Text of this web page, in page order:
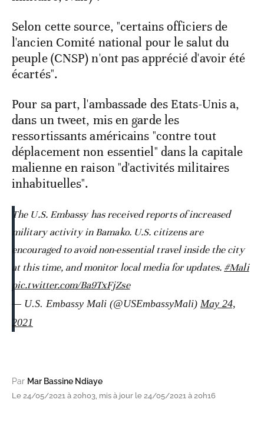
Selon cette source, "certains officiers de
l'ancien Comité national pour le salut du
peuple (CNSP) n'ont pas apprécié d'avoir été
écartés".
Pour sa part, l'ambassade des Etats-Unis a,
dans un tweet, mis en garde les
ressortissants américains "contre tout
déplacement non essentiel" dans la capitale
malienne en raison "d'activités militaires
inhabituelles".
The U.S. Embassy has received reports of increased
military activity in Bamako. U.S. citizens are
encouraged to avoid non-essential travel inside the city
at this time, and monitor local media for updates. #Mali
pic.twitter.com/Ba9TxFjZse
— U.S. Embassy Mali (@USEmbassyMali) May 24,
2021
Par Mar Bassine Ndiaye
Le 24/05/2021 à 20h03, mis à jour le 24/05/2021 à 20h16